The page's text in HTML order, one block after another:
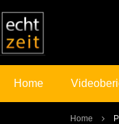
Home
Home